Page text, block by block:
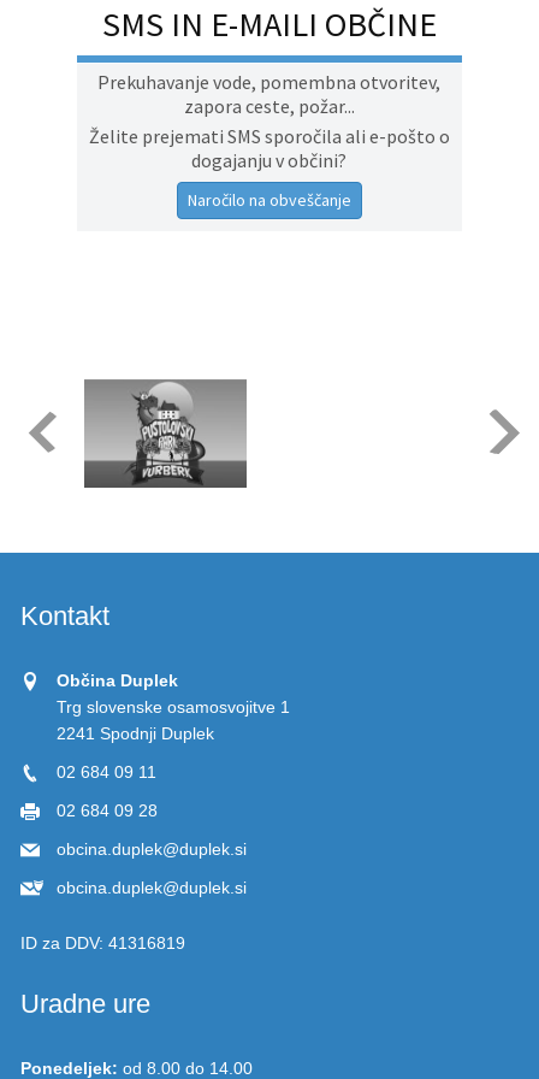
SMS IN E-MAILI OBČINE
Prekuhavanje vode, pomembna otvoritev,
zapora ceste, požar...
Želite prejemati SMS sporočila ali e-pošto o
dogajanju v občini?
Naročilo na obveščanje
Kontakt
Občina Duplek
Trg slovenske osamosvojitve 1
2241 Spodnji Duplek
02 684 09 11
02 684 09 28
obcina.duplek@duplek.si
obcina.duplek@duplek.si
ID za DDV: 41316819
Uradne ure
Ponedeljek: od 8.00 do 14.00